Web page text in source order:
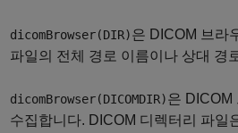
dicomBrowser(DIR)은 DICOM 브라
파일의 전체 경로 이름이나 상대 경
dicomBrowser(DICOMDIR)은 DICOM
수집합니다. DICOM 디렉터리 파일